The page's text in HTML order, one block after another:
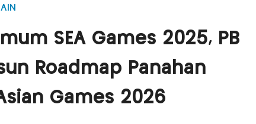
SEA Games 2025, PB
Roadmap Panahan
Games 2026